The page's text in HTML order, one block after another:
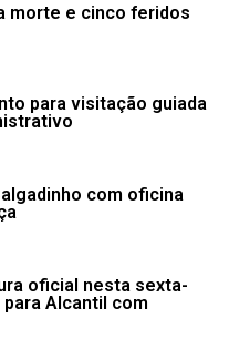
morte e cinco feridos
para visitação guiada
com oficina
oficial nesta sexta-
Alcantil com